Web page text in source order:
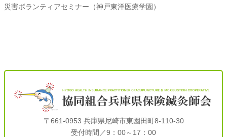
災害ボランティアセミナー（神戸東洋医療学園）
〒661-0953 兵庫県尼崎市東園田町8-110-30
受付時間／9：00～17：00